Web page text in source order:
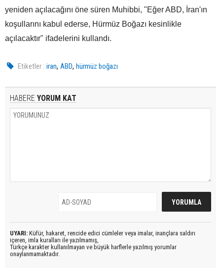
yeniden açılacağını öne süren Muhibbi, "Eğer ABD, İran'ın
koşullarını kabul ederse, Hürmüz Boğazı kesinlikle
açılacaktır" ifadelerini kullandı.
Etiketler : iran,ABD,hürmüz boğazı
HABERE YORUM KAT
UYARI: Küfür, hakaret, rencide edici cümleler veya imalar, inançlara saldırı
içeren, imla kuralları ile yazılmamış,
Türkçe karakter kullanılmayan ve büyük harflerle yazılmış yorumlar
onaylanmamaktadır.